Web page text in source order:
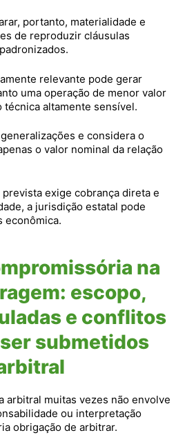
portanto, materialidade e
de reproduzir cláusulas
relevante pode gerar
uma operação de menor valor
altamente sensível.
e considera o
o valor nominal da relação
exige cobrança direta e
a jurisdição estatal pode
econômica.
na
escopo,
e conflitos
submetidos
arbitral muitas vezes não envolve
ou interpretação
obrigação de arbitrar.